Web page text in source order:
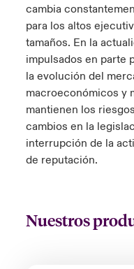
cambia
para los altos
tamaños. En la
impulsados en parte
la evolución del
macroeconómicos y
mantienen los
cambios en la
interrupción de la
de reputación.
Nuestros